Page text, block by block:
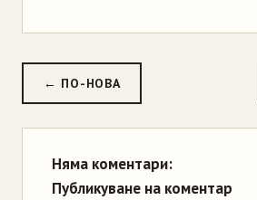
← ПО-НОВА
Няма коментари:
Публикуване на коментар